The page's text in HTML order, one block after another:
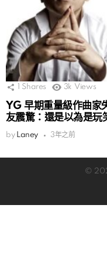
Shares 3k Views
YG 早期重量級作曲家
友震驚：還是以為是玩
by Laney 3年之前
©